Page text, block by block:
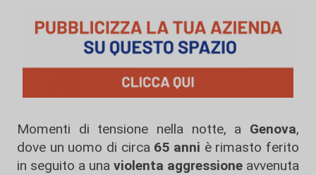
Momenti di tensione nella notte, a Genova,
dove un uomo di circa 65 anni è rimasto ferito
in seguito a una violenta aggressione avvenuta